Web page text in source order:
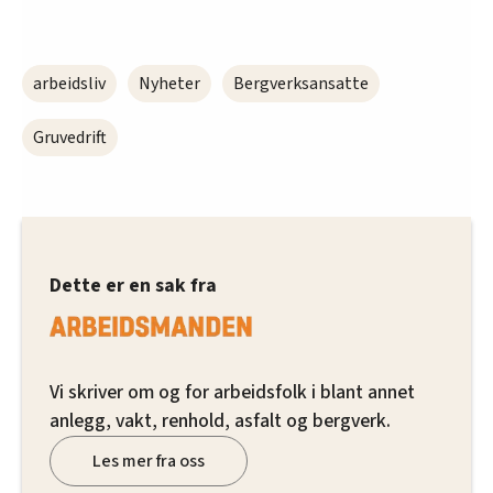
arbeidsliv Nyheter Bergverksansatte
Gruvedrift
Dette er en sak fra
Vi skriver om og for arbeidsfolk i blant annet
anlegg, vakt, renhold, asfalt og bergverk.
Les mer fra oss